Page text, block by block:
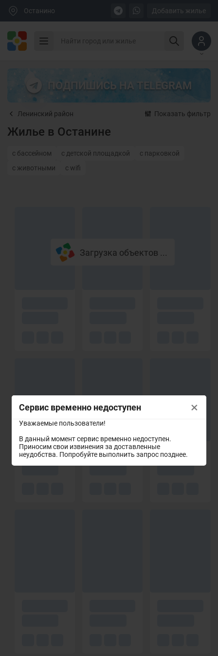
Сервис временно недоступен
Уважаемые пользователи!
В данный момент сервис временно недоступен.
Приносим свои извинения за доставленные
неудобства. Попробуйте выполнить запрос позднее.
×
Останино Добавить жилье
ПОДПИШИСЬ НА TELEGRAM
Ленинский район Показать фильтр
Жилье в Останине
с бассейном с детской площадкой
с парковкой
с животными
с wifi
Загрузка объектов ...